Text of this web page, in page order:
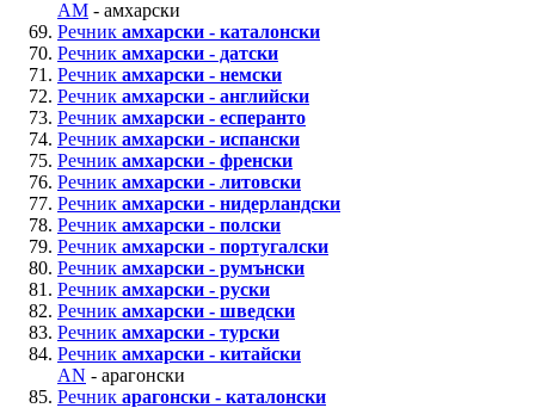
AM - амхарски
Речник амхарски - каталонски
Речник амхарски - датски
Речник амхарски - немски
Речник амхарски - английски
Речник амхарски - есперанто
Речник амхарски - испански
Речник амхарски - френски
Речник амхарски - литовски
Речник амхарски - нидерландски
Речник амхарски - полски
Речник амхарски - португалски
Речник амхарски - румънски
Речник амхарски - руски
Речник амхарски - шведски
Речник амхарски - турски
Речник амхарски - китайски
AN - арагонски
Речник арагонски - каталонски